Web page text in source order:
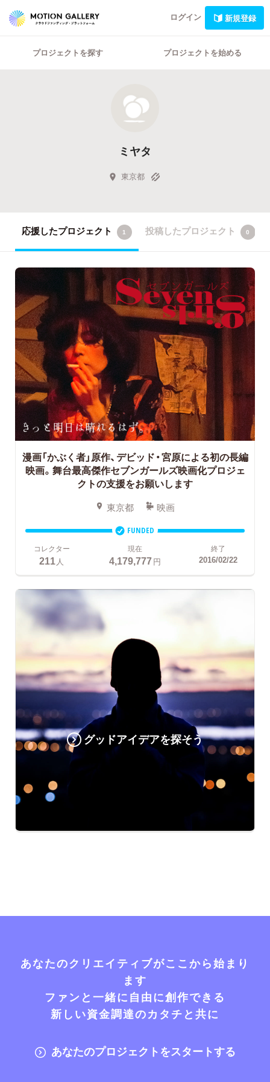
ログイン 新規登録
プロジェクトを探す プロジェクトを始める
ミヤタ
東京都
応援したプロジェクト 1 投稿したプロジェクト 0
漫画「かぶく者」原作、デビッド・宮原による初の長編
映画。舞台最高傑作セブンガールズ映画化プロジェ
クトの支援をお願いします
東京都 映画
FUNDED
コレクター
211 人
現在
4,179,777円
終了
2016/02/22
グッドアイデアを探そう
あなたのクリエイティブがここから始まり
ます
ファンと一緒に自由に創作できる
新しい資金調達のカタチと共に
あなたのプロジェクトをスタートする